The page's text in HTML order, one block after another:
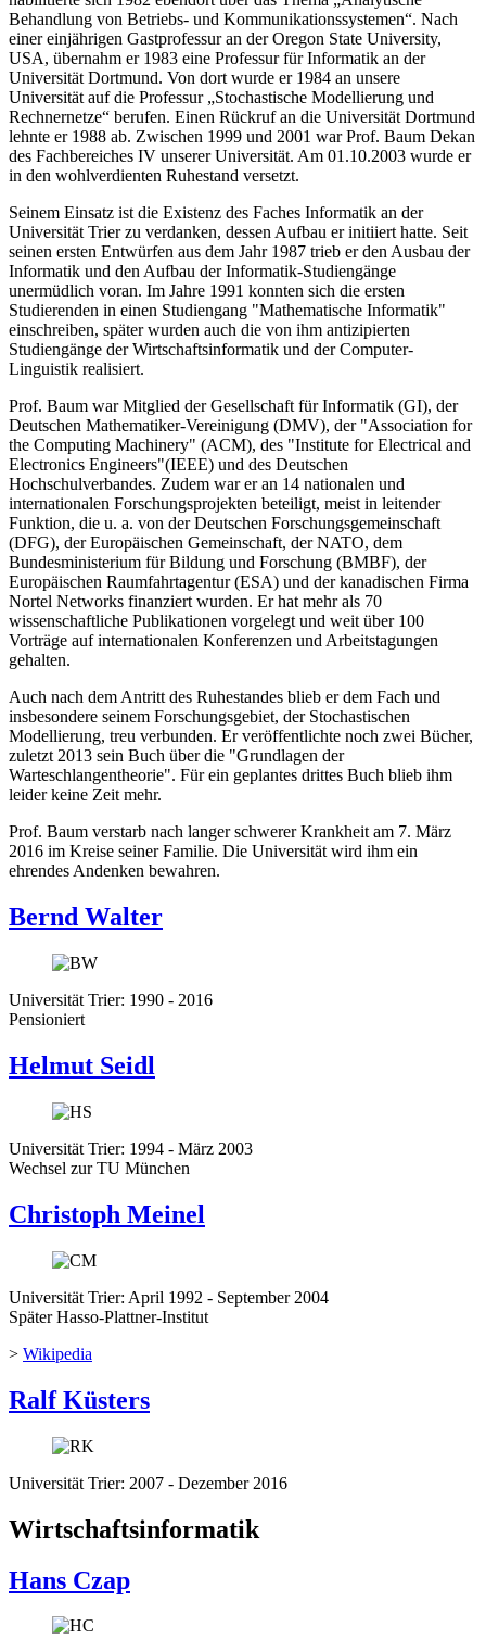
Behandlung von Betriebs- und Kommunikationssystemen“. Nach
einer einjährigen Gastprofessur an der Oregon State University,
USA, übernahm er 1983 eine Professur für Informatik an der
Universität Dortmund. Von dort wurde er 1984 an unsere
Universität auf die Professur „Stochastische Modellierung und
Rechnernetze“ berufen. Einen Rückruf an die Universität Dortmund
lehnte er 1988 ab. Zwischen 1999 und 2001 war Prof. Baum Dekan
des Fachbereiches IV unserer Universität. Am 01.10.2003 wurde er
in den wohlverdienten Ruhestand versetzt.
Seinem Einsatz ist die Existenz des Faches Informatik an der
Universität Trier zu verdanken, dessen Aufbau er initiiert hatte. Seit
seinen ersten Entwürfen aus dem Jahr 1987 trieb er den Ausbau der
Informatik und den Aufbau der Informatik-Studiengänge
unermüdlich voran. Im Jahre 1991 konnten sich die ersten
Studierenden in einen Studiengang "Mathematische Informatik"
einschreiben, später wurden auch die von ihm antizipierten
Studiengänge der Wirtschaftsinformatik und der Computer-
Linguistik realisiert.
Prof. Baum war Mitglied der Gesellschaft für Informatik (GI), der
Deutschen Mathematiker-Vereinigung (DMV), der "Association for
the Computing Machinery" (ACM), des "Institute for Electrical and
Electronics Engineers"(IEEE) und des Deutschen
Hochschulverbandes. Zudem war er an 14 nationalen und
internationalen Forschungsprojekten beteiligt, meist in leitender
Funktion, die u. a. von der Deutschen Forschungsgemeinschaft
(DFG), der Europäischen Gemeinschaft, der NATO, dem
Bundesministerium für Bildung und Forschung (BMBF), der
Europäischen Raumfahrtagentur (ESA) und der kanadischen Firma
Nortel Networks finanziert wurden. Er hat mehr als 70
wissenschaftliche Publikationen vorgelegt und weit über 100
Vorträge auf internationalen Konferenzen und Arbeitstagungen
gehalten.
Auch nach dem Antritt des Ruhestandes blieb er dem Fach und
insbesondere seinem Forschungs­gebiet, der Stochastischen
Modellierung, treu verbunden. Er veröffentlichte noch zwei Bücher,
zuletzt 2013 sein Buch über die "Grundlagen der
Warteschlangentheorie". Für ein geplantes drittes Buch blieb ihm
leider keine Zeit mehr.
Prof. Baum verstarb nach langer schwerer Krankheit am 7. März
2016 im Kreise seiner Familie. Die Universität wird ihm ein
ehrendes Andenken bewahren.
Bernd Walter
Universität Trier: 1990 - 2016
Pensioniert
Helmut Seidl
Universität Trier: 1994 - März 2003
Wechsel zur TU München
Christoph Meinel
Universität Trier: April 1992 - September 2004
Später Hasso-Plattner-Institut
> Wikipedia
Ralf Küsters
Universität Trier: 2007 - Dezember 2016
Wirtschaftsinformatik
Hans Czap